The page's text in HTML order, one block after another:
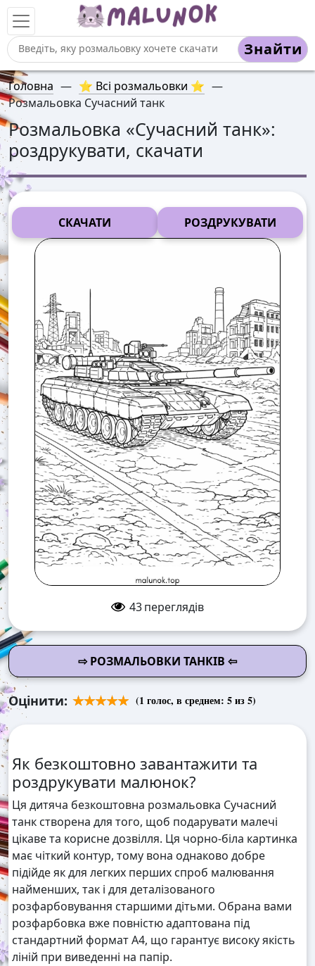
Знайти
Головна — ⭐ Всі розмальовки ⭐ —
Розмальовка Сучасний танк
Розмальовка «Сучасний танк»:
роздрукувати, скачати
СКАЧАТИ РОЗДРУКУВАТИ
43переглядів
⇨ РОЗМАЛЬОВКИ ТАНКІВ ⇦
Оцінити: (1 голос, в среднем: 5из 5)
Як безкоштовно завантажити та
роздрукувати малюнок?
Ця дитяча безкоштовна розмальовка Сучасний
танк створена для того, щоб подарувати малечі
цікаве та корисне дозвілля. Ця чорно-біла картинка
має чіткий контур, тому вона однаково добре
підійде як для легких перших спроб малювання
найменших, так і для деталізованого
розфарбовування старшими дітьми. Обрана вами
розфарбовка вже повністю адаптована під
стандартний формат А4, що гарантує високу якість
ліній при виведенні на папір.